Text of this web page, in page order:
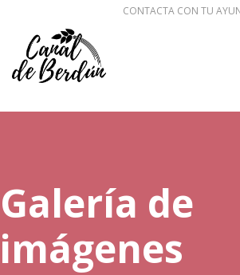
CONTACTA CON TU
Galería de
imágenes